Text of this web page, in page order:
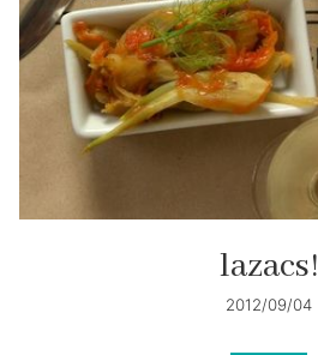
lazacs!
2012/09/04